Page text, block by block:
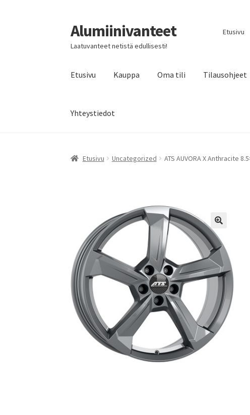
Siirry
navigointiin
Siirry
sisältöön
Alumiinivanteet
Laatuvanteet netistä edullisesti!
Etusivu
Etusivu Kauppa Oma tili Tilausohjeet
Yhteystiedot
Etusivu Uncategorized ATS AUVORA X Anthracite